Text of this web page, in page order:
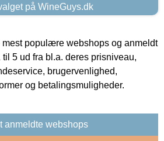
på WineGuys.dk
populære webshops og anmeldt
5 ud fra bl.a. deres prisniveau,
brugervenlighed,
og betalingsmuligheder.
anmeldte webshops